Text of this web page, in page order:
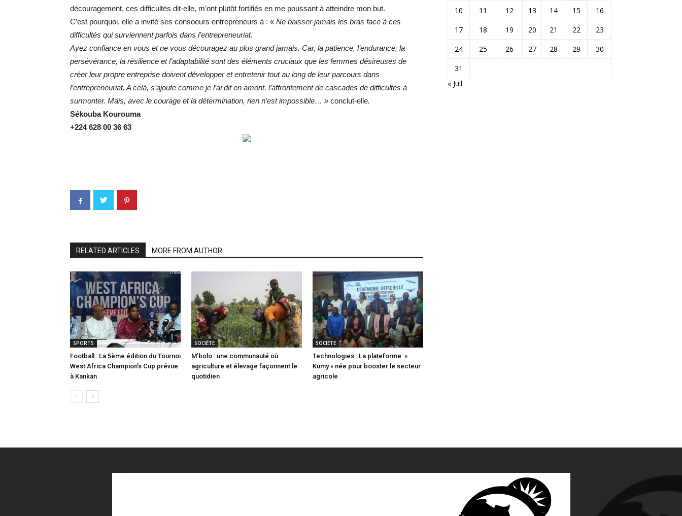
découragement, ces difficultés dit-elle, m’ont plutôt fortifiés en me poussant à atteindre mon but.
C’est pourquoi, elle a invité ses consoeurs entrepreneurs à : « Ne baisser jamais les bras face à ces
difficultés qui surviennent parfois dans l’entrepreneuriat.
Ayez confiance en vous et ne vous découragez au plus grand jamais. Car, la patience, l’endurance, la
persévérance, la résilience et l’adaptabilité sont des éléments cruciaux que les femmes désireuses de
créer leur propre entreprise doivent développer et entretenir tout au long de leur parcours dans
l’entrepreneuriat. A celà, s’ajoute comme je l’ai dit en amont, l’affrontement de cascades de difficultés à
surmonter. Mais, avec le courage et la détermination, rien n’est impossible… » conclut-elle.
Sékouba Kourouma
+224 628 00 36 63
RELATED ARTICLES MORE FROM AUTHOR
SPORTS
Football : La 5ème édition du Tournoi
West Africa Champion’s Cup prévue
à Kankan
SOCIÉTE
M’bolo : une communauté où
agriculture et élevage façonnent le
quotidien
SOCIÉTE
Technologies : La plateforme »
Kumy » née pour booster le secteur
agricole
10
11 12 13 14 15
16
17
18 19 20 21 22
23
24
25 26 27 28 29
30
31
« Juil